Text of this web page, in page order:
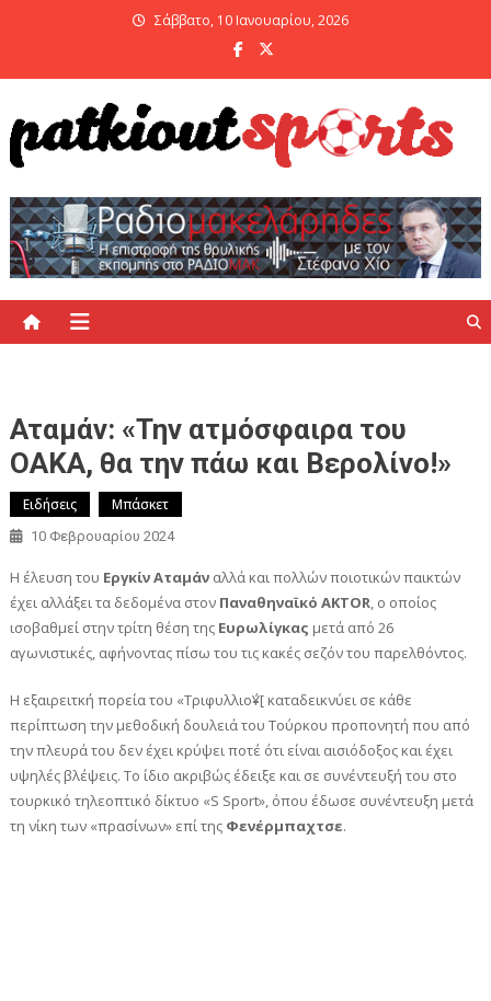
Σάββατο, 10 Ιανουαρίου, 2026
Αταμάν: «Την ατμόσφαιρα του
ΟΑΚΑ, θα την πάω και Βερολίνο!»
Ειδήσεις Μπάσκετ
10 Φεβρουαρίου 2024
Η έλευση του Εργκίν Αταμάναλλά και πολλών ποιοτικών παικτών
έχει αλλάξει τα δεδομένα στον Παναθηναϊκό AKTOR, ο οποίος
ισοβαθμεί στην τρίτη θέση της Ευρωλίγκας μετά από 26
αγωνιστικές, αφήνοντας πίσω του τις κακές σεζόν του παρελθόντος.
Η εξαιρειτκή πορεία του «Τριφυλλιο΄¥[ καταδεικνύει σε κάθε
περίπτωση την μεθοδική δουλειά του Τούρκου προπονητή που από
την πλευρά του δεν έχει κρύψει ποτέ ότι είναι αισιόδοξος και έχει
υψηλές βλέψεις. Το ίδιο ακριβώς έδειξε και σε συνέντευξή του στο
τουρκικό τηλεοπτικό δίκτυο «S Sport», όπου έδωσε συνέντευξη μετά
τη νίκη των «πρασίνων» επί της Φενέρμπαχτσε.